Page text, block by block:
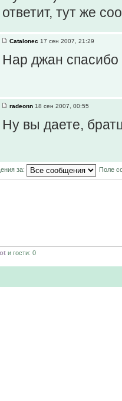
ответит, тут же
Catalonec 17 сен 2007, 21:29
Нар джан
radeonn 18 сен 2007, 00:55
Ну вы даете,
за: Поле
и гости: 0